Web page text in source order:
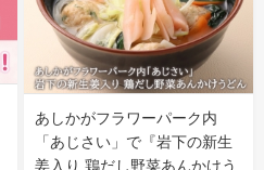
あしかがフラワーパーク内
「あじさい」で『岩下の新生
姜入り 鶏だし野菜あんかけう